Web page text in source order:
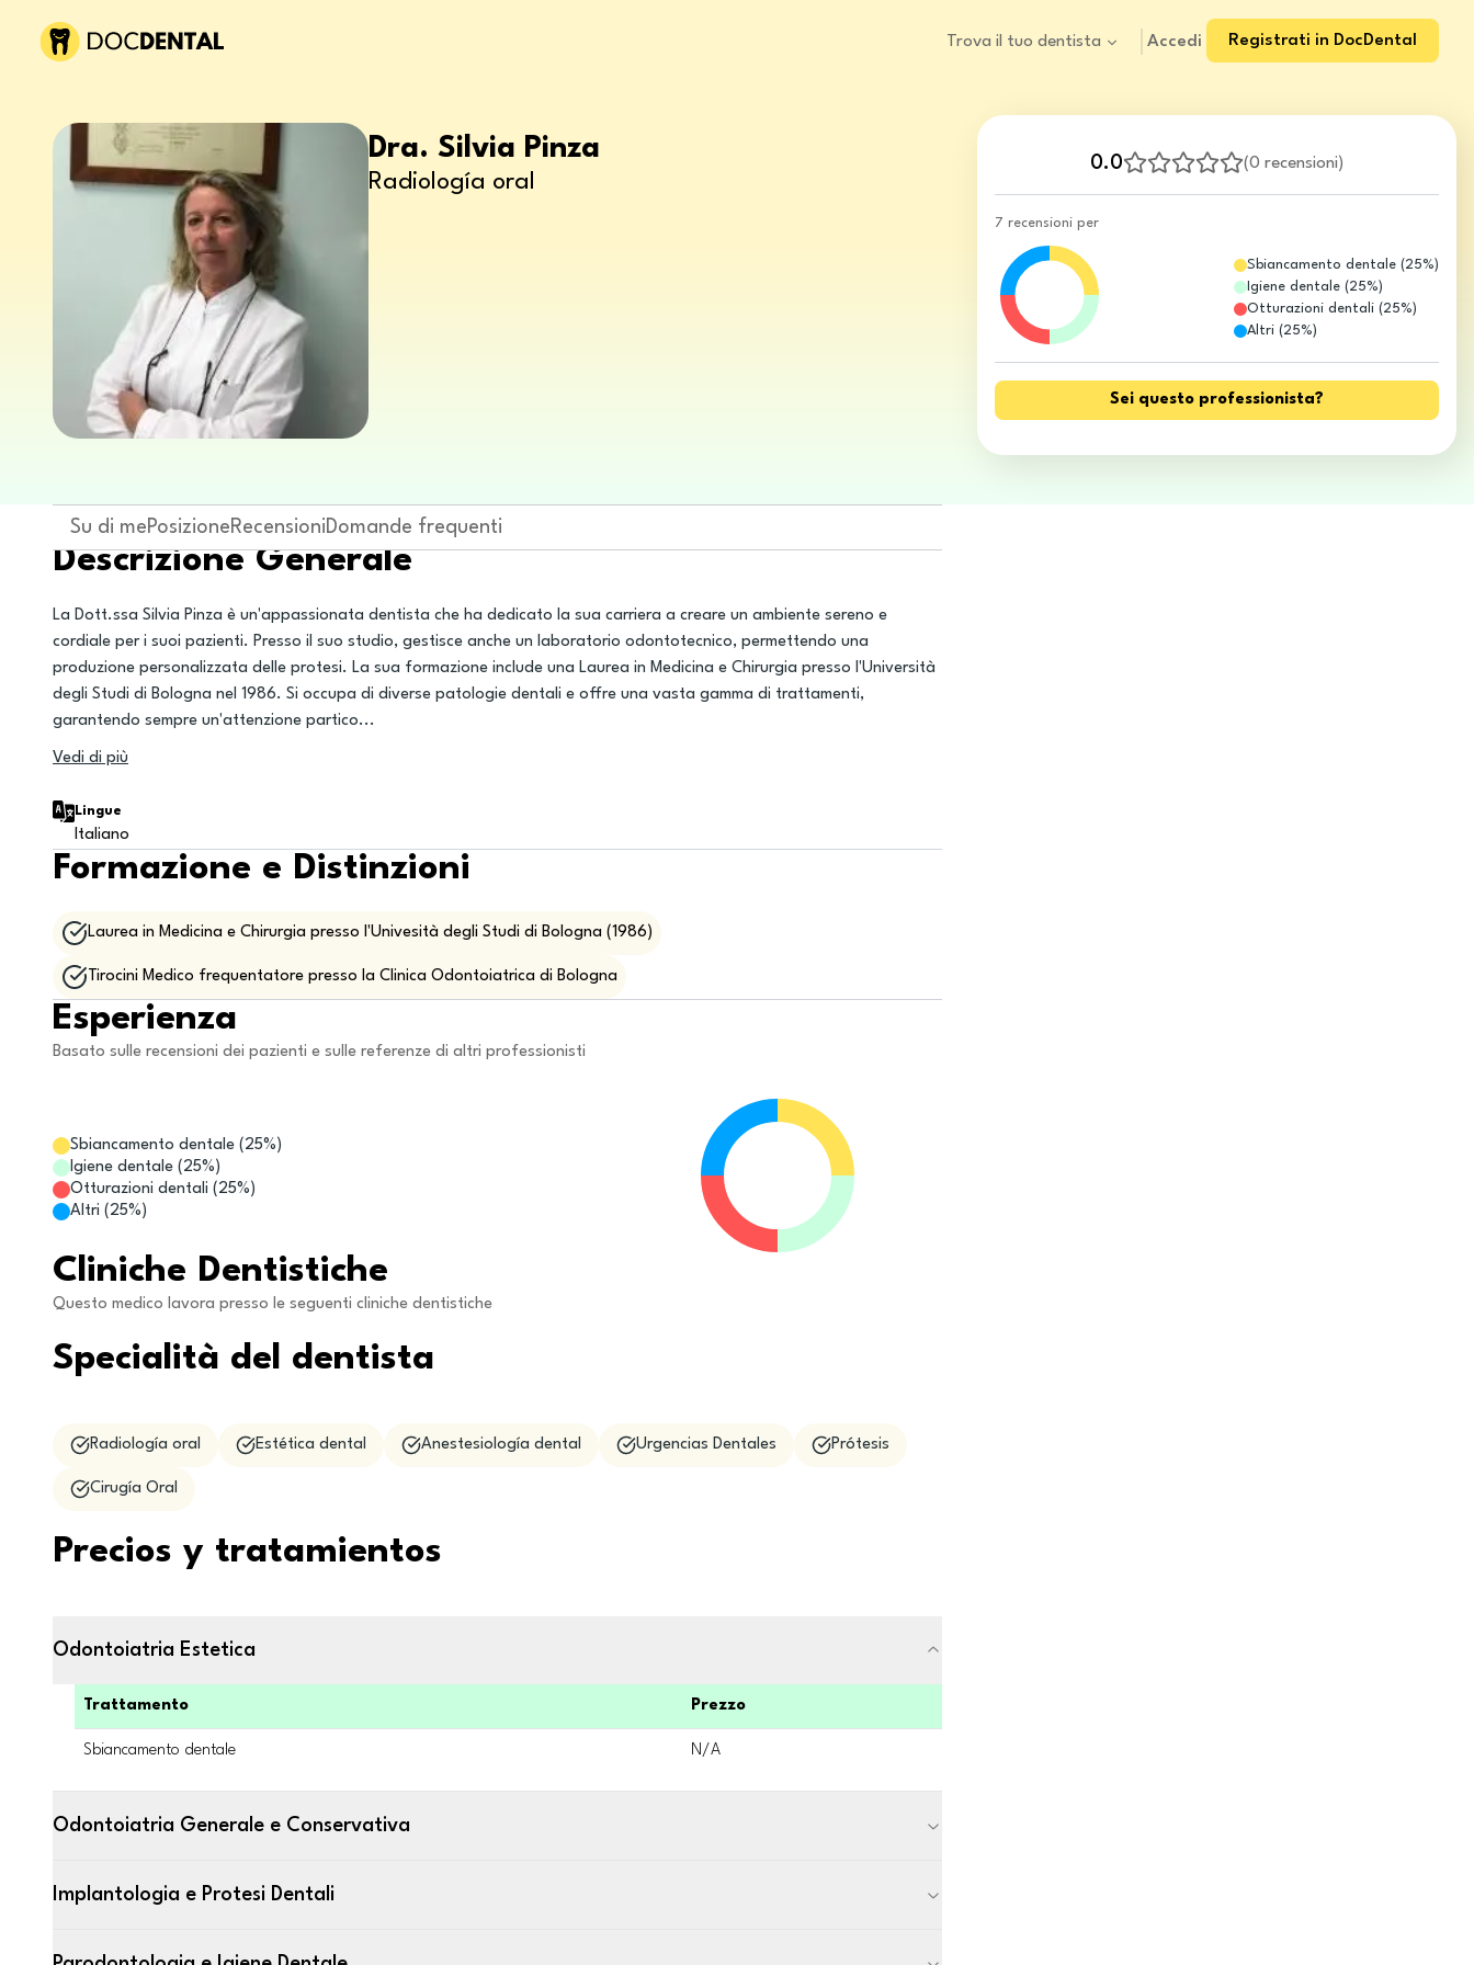
Trova il tuo dentista Accedi Registrati in DocDental
0.0 (0 recensioni)
7 recensioni per
Sbiancamento dentale(25%)
Igiene dentale(25%)
Otturazioni dentali(25%)
Altri(25%)
Sei questo professionista?
Dra. Silvia Pinza
Radiología oral
Su di mePosizioneRecensioniDomande frequenti
Descrizione Generale
La Dott.ssa Silvia Pinza è un'appassionata dentista che ha dedicato la sua carriera a creare un ambiente sereno e
cordiale per i suoi pazienti. Presso il suo studio, gestisce anche un laboratorio odontotecnico, permettendo una
produzione personalizzata delle protesi. La sua formazione include una Laurea in Medicina e Chirurgia presso l'Università
degli Studi di Bologna nel 1986. Si occupa di diverse patologie dentali e offre una vasta gamma di trattamenti,
garantendo sempre un'attenzione partico...
Vedi di più
Lingue
Italiano
Formazione e Distinzioni
Laurea in Medicina e Chirurgia presso l'Univesità degli Studi di Bologna (1986)
Tirocini Medico frequentatore presso la Clinica Odontoiatrica di Bologna
Esperienza
Basato sulle recensioni dei pazienti e sulle referenze di altri professionisti
Sbiancamento dentale ( 25%)
Igiene dentale ( 25%)
Otturazioni dentali ( 25%)
Altri ( 25%)
Cliniche Dentistiche
Questo medico lavora presso le seguenti cliniche dentistiche
Specialità del dentista
Radiología oral Estética dental Anestesiología dental Urgencias Dentales Prótesis
Cirugía Oral
Precios y tratamientos
Odontoiatria Estetica
Trattamento Prezzo
Sbiancamento dentale N/A
Odontoiatria Generale e Conservativa
Implantologia e Protesi Dentali